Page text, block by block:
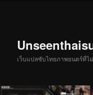
เว็บแปลซับไทยภาพยนตร์ที่ไ